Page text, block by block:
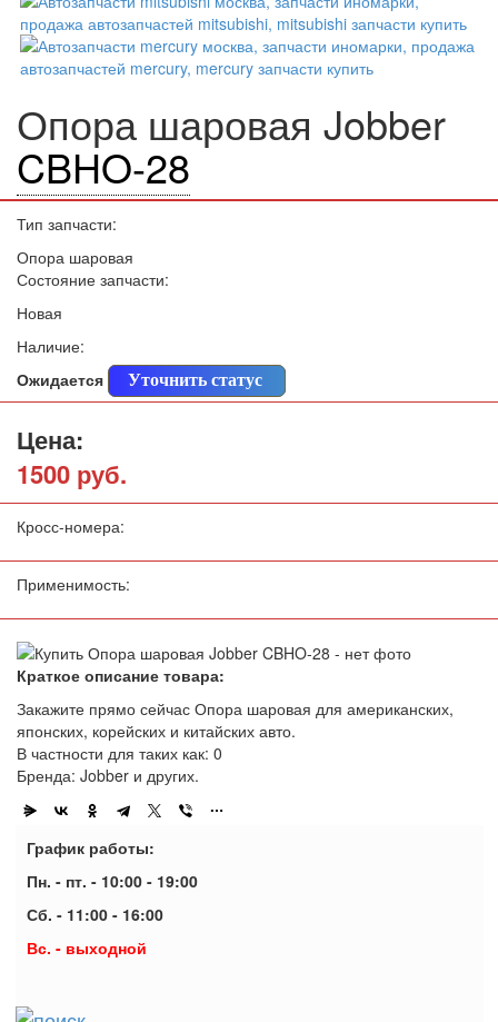
Опора шаровая Jobber
CBHO-28
Тип запчасти:
Опора шаровая
Состояние запчасти:
Новая
Наличие:
Ожидается
Уточнить статус
Цена:
1500 руб.
Кросс-номера:
Применимость:
Краткое описание товара:
Закажите прямо сейчас Опора шаровая для американских,
японских, корейских и китайских авто.
В частности для таких как: 0
Бренда: Jobber и других.
График работы:
Пн. - пт. - 10:00 - 19:00
Сб. - 11:00 - 16:00
Вс. - выходной